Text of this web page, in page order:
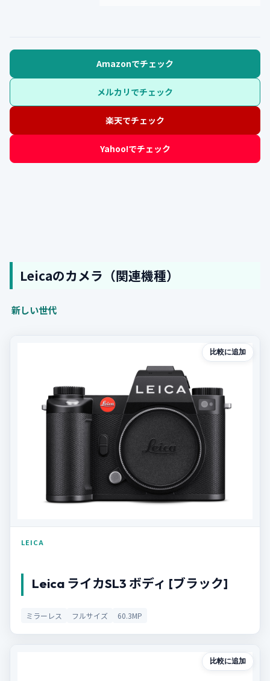
Amazonでチェック
メルカリでチェック
楽天でチェック
Yahoo!でチェック
Leicaのカメラ（関連機種）
新しい世代
比較に追加
LEICA
Leica ライカSL3 ボディ [ブラック]
ミラーレス フルサイズ 60.3MP
比較に追加